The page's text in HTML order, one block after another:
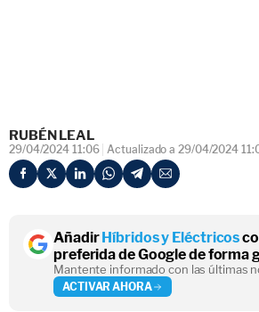
RUBÉN LEAL
29/04/2024 11:06 Actualizado a 29/04/2024
AñadirHíbridos y Eléctricos
preferida de Google de forma
Mantente informado con las últimas
ACTIVAR AHORA